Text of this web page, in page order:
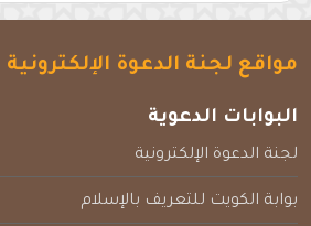
مواقع لجنة الدعوة الإلكترونية
البوابات الدعوية
لجنة الدعوة الإلكترونية
بوابة الكويت للتعريف بالإسلام